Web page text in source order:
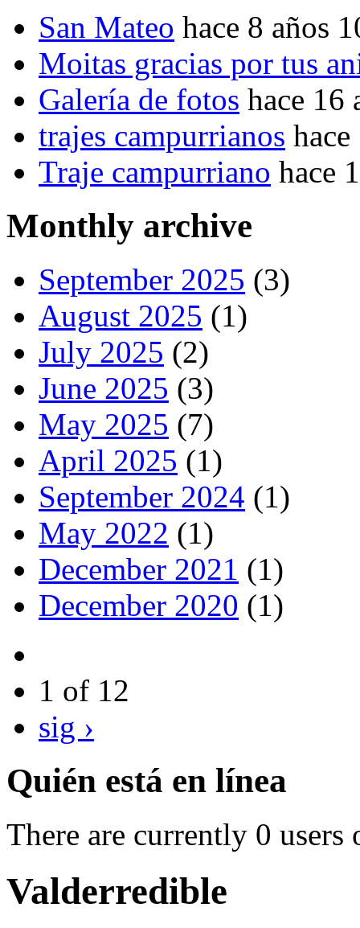
San Mateo hace 8 años
Moitas gracias por tus
Galería de fotos hace 16
trajes campurrianos
Traje campurriano hace
Monthly archive
September 2025 (3)
August 2025 (1)
July 2025 (2)
June 2025 (3)
May 2025 (7)
April 2025 (1)
September 2024 (1)
May 2022 (1)
December 2021 (1)
December 2020 (1)
1 of 12
sig ›
Quién está en línea
There are currently 0 users
Valderredible